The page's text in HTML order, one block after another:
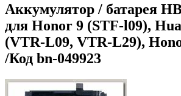
Аккумулятор / батарея
для Honor 9 (STF-l09),
(VTR-L09, VTR-L29),
/Код bn-049923